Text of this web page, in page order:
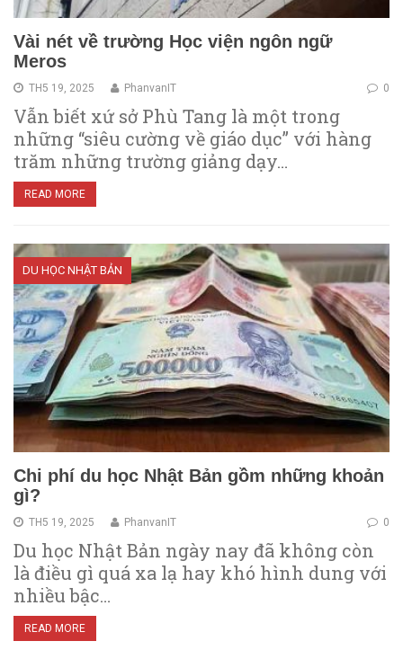
Vài nét về trường Học viện ngôn ngữ
Meros
TH5 19, 2025 0
PhanvanIT
Vẫn biết xứ sở Phù Tang là một trong
những “siêu cường về giáo dục” với hàng
trăm những trường giảng dạy…
READ MORE
DU HỌC NHẬT BẢN
Chi phí du học Nhật Bản gồm những khoản
gì?
TH5 19, 2025 0
PhanvanIT
Du học Nhật Bản ngày nay đã không còn
là điều gì quá xa lạ hay khó hình dung với
nhiều bậc…
READ MORE